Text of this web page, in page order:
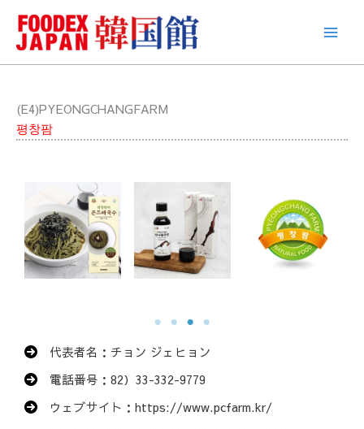
로
(E4)PYEONGCHANGFARM
평창팜
代表者名：チョン ジェヒョン
電話番号：82）33-332-9779
ウェブサイト：https://www.pcfarm.kr/